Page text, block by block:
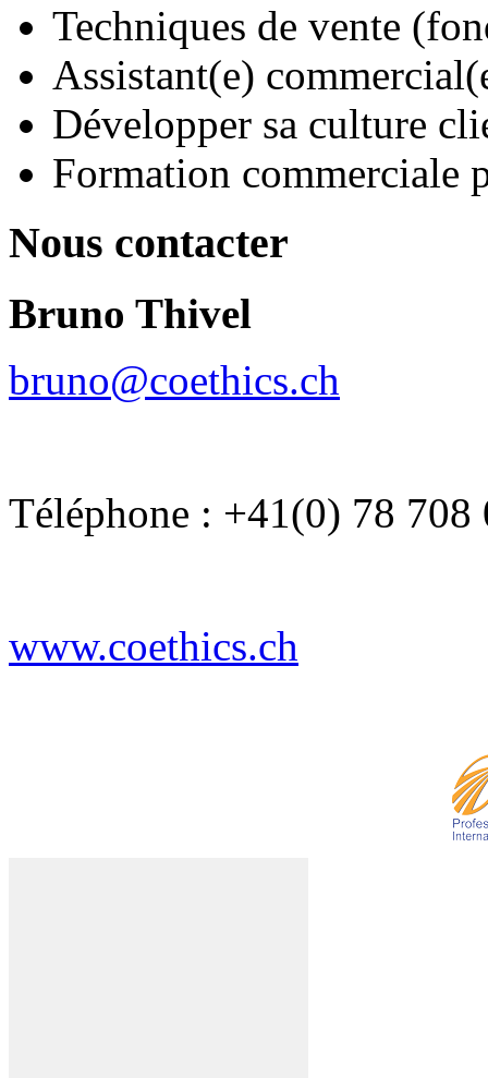
Techniques de vente
Assistant(e)
Développer sa culture
Formation commerciale
Nous contacter
Bruno Thivel
bruno@coethics.ch
Téléphone : +41(0) 78 708
www.coethics.ch